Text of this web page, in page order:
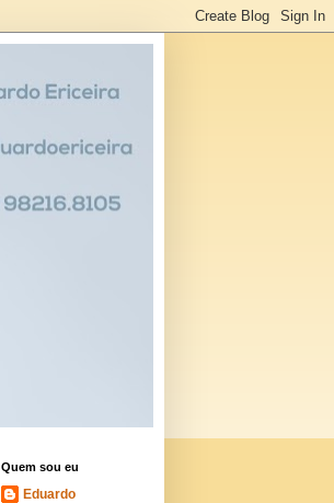
Quem sou eu
Eduardo